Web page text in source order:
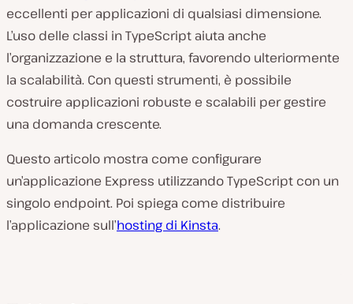
eccellenti per applicazioni di qualsiasi dimensione.
L’uso delle classi in TypeScript aiuta anche
l’organizzazione e la struttura, favorendo ulteriormente
la scalabilità. Con questi strumenti, è possibile
costruire applicazioni robuste e scalabili per gestire
una domanda crescente.
Questo articolo mostra come configurare
un’applicazione Express utilizzando TypeScript con un
singolo endpoint. Poi spiega come distribuire
l’applicazione sull’hosting di Kinsta.